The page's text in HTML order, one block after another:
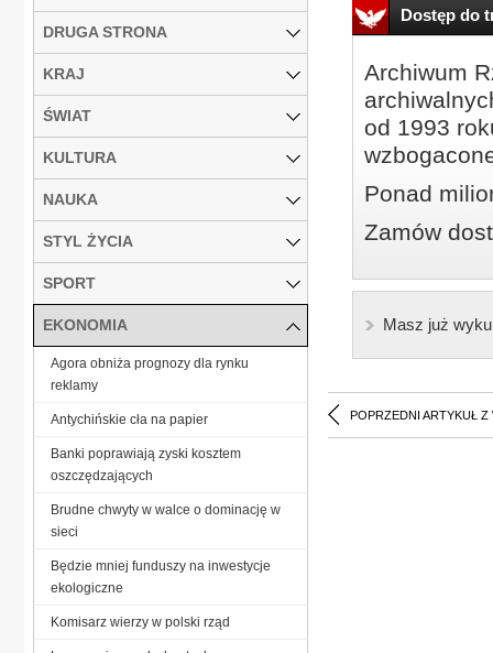
Dostęp do
Archiwum
od 1993
Ponad
Zamów
Masz już
POPRZEDNI ARTYKUŁ Z
DRUGA STRONA
KRAJ
ŚWIAT
KULTURA
NAUKA
STYL ŻYCIA
SPORT
EKONOMIA
Agora obniża prognozy dla rynku
reklamy
Antychińskie cła na papier
Banki poprawiają zyski kosztem
oszczędzających
Brudne chwyty w walce o dominację w
sieci
Będzie mniej funduszy na inwestycje
ekologiczne
Komisarz wierzy w polski rząd